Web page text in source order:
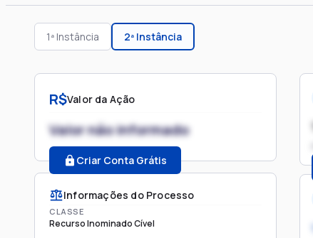
1ª Instância 2ª Instância
R$Valor da Ação
Valor não informado
Criar Conta Grátis
Informações do Processo
CLASSE
Recurso Inominado Cível